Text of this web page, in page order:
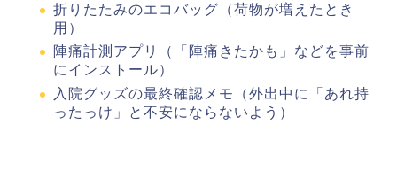
折りたたみのエコバッグ（荷物が増えたとき
用）
陣痛計測アプリ（「陣痛きたかも」などを事前
にインストール）
入院グッズの最終確認メモ（外出中に「あれ持
ったっけ」と不安にならないよう）